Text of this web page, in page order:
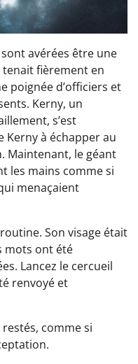
avérées être une
tenait fièrement en
poignée d’officiers et
Kerny, un
s’est
Kerny à échapper au
Maintenant, le géant
les mains comme si
menaçaient
Son visage était
mots ont été
Lancez le cercueil
renvoyé et
comme si